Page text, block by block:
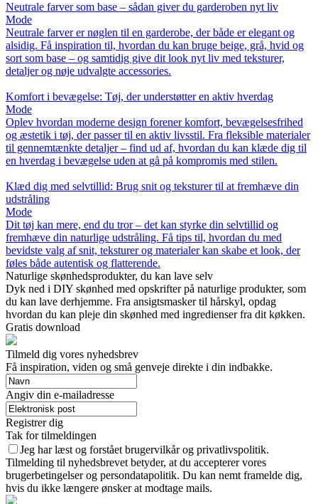
Neutrale farver som base – sådan giver du garderoben nyt liv
Mode
Neutrale farver er nøglen til en garderobe, der både er elegant og
alsidig. Få inspiration til, hvordan du kan bruge beige, grå, hvid og
sort som base – og samtidig give dit look nyt liv med teksturer,
detaljer og nøje udvalgte accessories.
Komfort i bevægelse: Tøj, der understøtter en aktiv hverdag
Mode
Oplev hvordan moderne design forener komfort, bevægelsesfrihed
og æstetik i tøj, der passer til en aktiv livsstil. Fra fleksible materialer
til gennemtænkte detaljer – find ud af, hvordan du kan klæde dig til
en hverdag i bevægelse uden at gå på kompromis med stilen.
Klæd dig med selvtillid: Brug snit og teksturer til at fremhæve din
udstråling
Mode
Dit tøj kan mere, end du tror – det kan styrke din selvtillid og
fremhæve din naturlige udstråling. Få tips til, hvordan du med
bevidste valg af snit, teksturer og materialer kan skabe et look, der
føles både autentisk og flatterende.
Naturlige skønhedsprodukter, du kan lave selv
Dyk ned i DIY skønhed med opskrifter på naturlige produkter, som
du kan lave derhjemme. Fra ansigtsmasker til hårskyl, opdag
hvordan du kan pleje din skønhed med ingredienser fra dit køkken.
Gratis download
Tilmeld dig vores nyhedsbrev
Få inspiration, viden og små genveje direkte i din indbakke.
Angiv din e-mailadresse
Registrer dig
Tak for tilmeldingen
Jeg har læst og forstået brugervilkår og privatlivspolitik.
Tilmelding til nyhedsbrevet betyder, at du accepterer vores
brugerbetingelser og persondatapolitik. Du kan nemt framelde dig,
hvis du ikke længere ønsker at modtage mails.